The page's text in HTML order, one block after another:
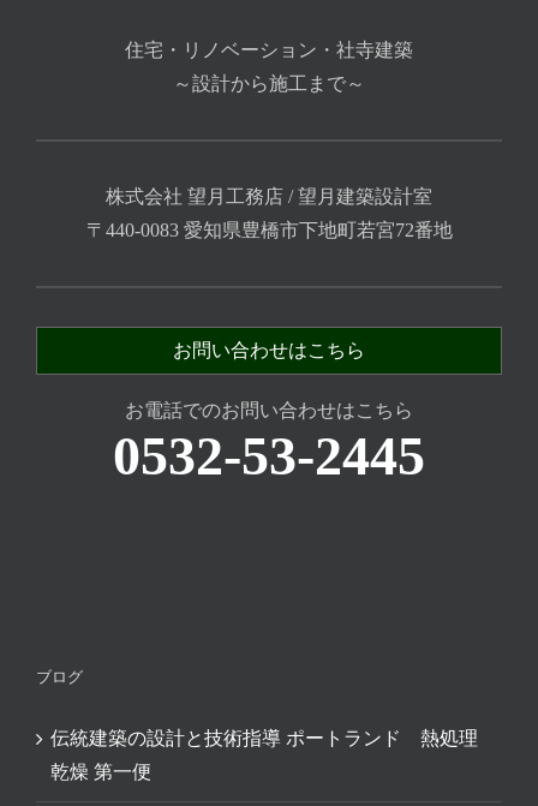
住宅・リノベーション・社寺建築
～設計から施工まで～
株式会社 望月工務店 / 望月建築設計室
〒440-0083 愛知県豊橋市下地町若宮72番地
お問い合わせはこちら
お電話でのお問い合わせはこちら
0532-53-2445
ブログ
伝統建築の設計と技術指導 ポートランド 熱処理
乾燥 第一便